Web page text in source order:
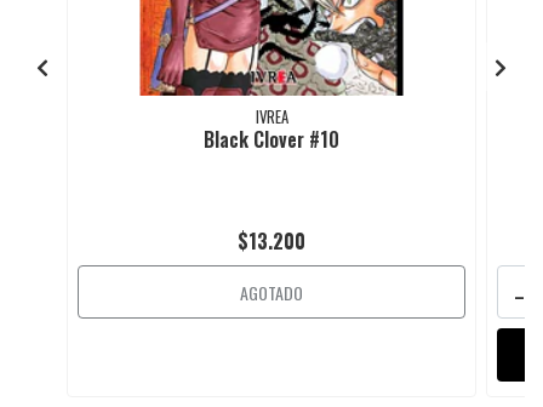
IVREA
Black Clover #10
$13.200
AGOTADO -